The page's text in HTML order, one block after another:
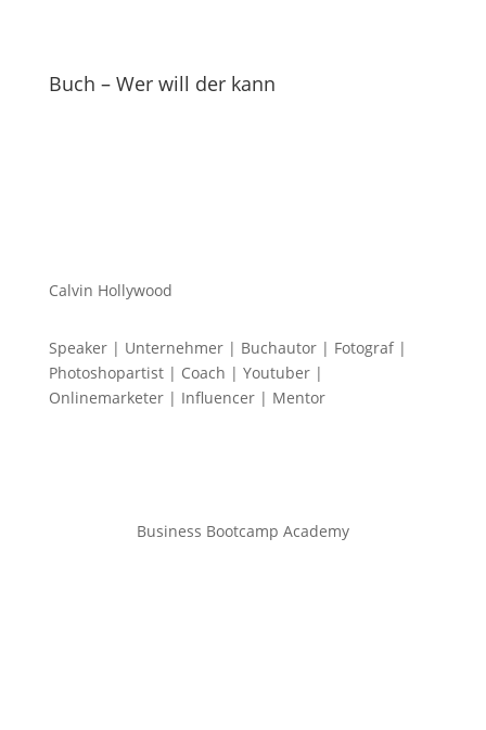
Buch – Wer will der kann
Calvin Hollywood
Speaker | Unternehmer | Buchautor | Fotograf |
Photoshopartist | Coach | Youtuber |
Onlinemarketer | Influencer | Mentor
Business Bootcamp Academy